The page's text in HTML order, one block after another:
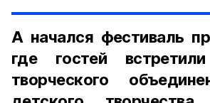
А начался фестиваль
где гостей
творческого